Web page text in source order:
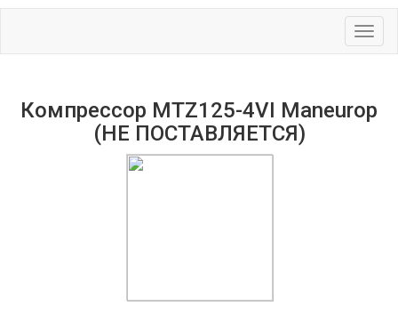
Компрессор MTZ125-4VI Maneurop
(НЕ ПОСТАВЛЯЕТСЯ)